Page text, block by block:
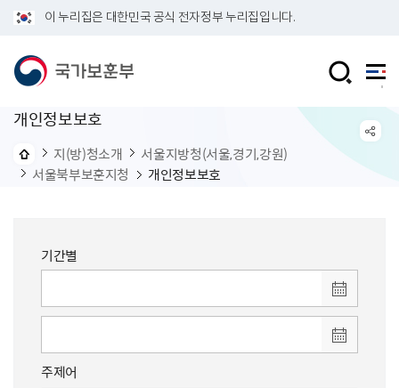
이 누리집은 대한민국 공식 전자정부 누리집입니다.
개인정보보호
지(방)청소개
서울지방청(서울,경기,강원)
서울북부보훈지청
개인정보보호
기간별
주제어